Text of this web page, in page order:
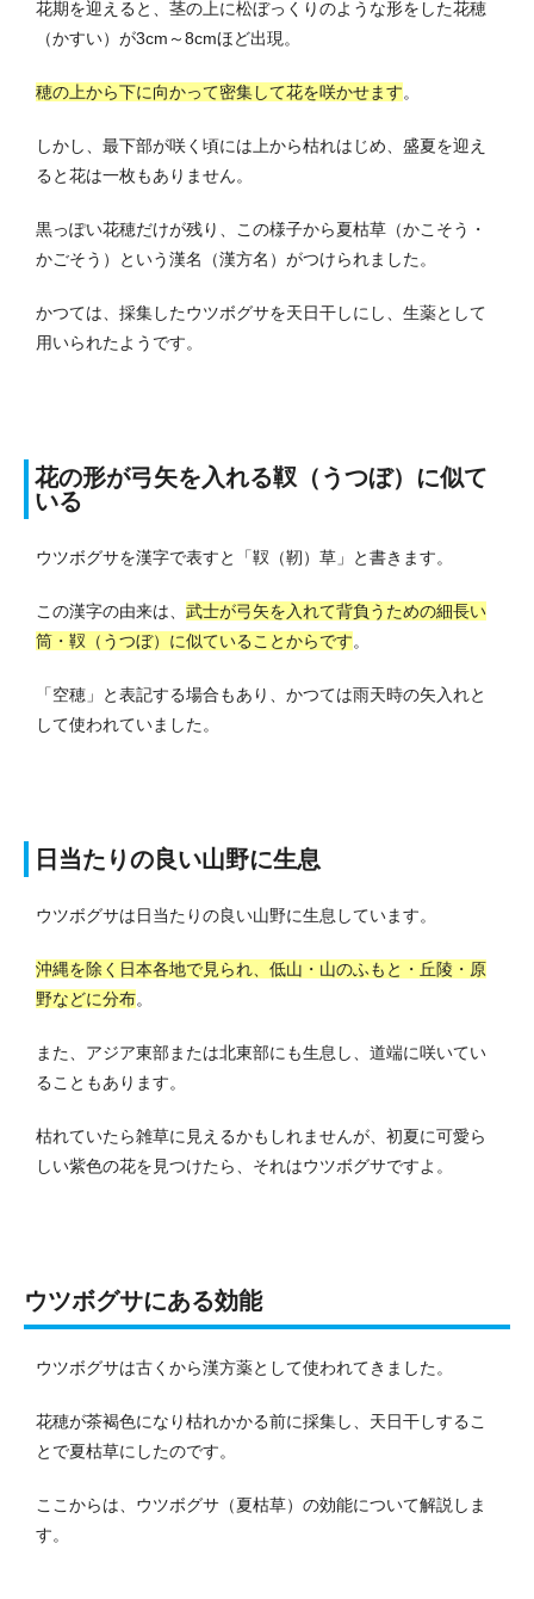
花期を迎えると、茎の上に松ぼっくりのような形をした花穂
（かすい）が3cm～8cmほど出現。
穂の上から下に向かって密集して花を咲かせます。
しかし、最下部が咲く頃には上から枯れはじめ、盛夏を迎え
ると花は一枚もありません。
黒っぽい花穂だけが残り、この様子から夏枯草（かこそう・
かごそう）という漢名（漢方名）がつけられました。
かつては、採集したウツボグサを天日干しにし、生薬として
用いられたようです。
花の形が弓矢を入れる靫（うつぼ）に似て
いる
ウツボグサを漢字で表すと「靫（靭）草」と書きます。
この漢字の由来は、 武士が弓矢を入れて背負うための細長い
筒・靫（うつぼ）に似ていることからです。
「空穂」と表記する場合もあり、かつては雨天時の矢入れと
して使われていました。
日当たりの良い山野に生息
ウツボグサは日当たりの良い山野に生息しています。
沖縄を除く日本各地で見られ、低山・山のふもと・丘陵・原
野などに分布。
また、アジア東部または北東部にも生息し、道端に咲いてい
ることもあります。
枯れていたら雑草に見えるかもしれませんが、初夏に可愛ら
しい紫色の花を見つけたら、それはウツボグサですよ。
ウツボグサにある効能
ウツボグサは古くから漢方薬として使われてきました。
花穂が茶褐色になり枯れかかる前に採集し、天日干しするこ
とで夏枯草にしたのです。
ここからは、ウツボグサ（夏枯草）の効能について解説しま
す。